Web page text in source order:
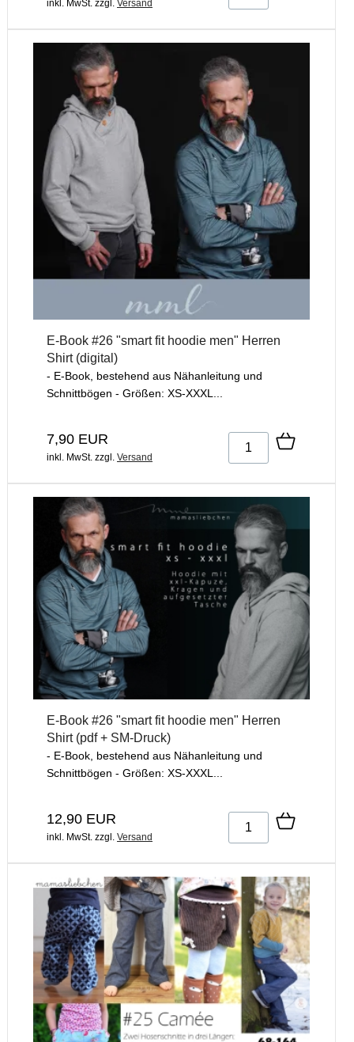
inkl. MwSt. zzgl. Versand
E-Book #26 "smart fit hoodie men" Herren
Shirt (digital)
- E-Book, bestehend aus Nähanleitung und
Schnittbögen - Größen: XS-XXXL...
7,90 EUR
inkl. MwSt. zzgl. Versand
E-Book #26 "smart fit hoodie men" Herren
Shirt (pdf + SM-Druck)
- E-Book, bestehend aus Nähanleitung und
Schnittbögen - Größen: XS-XXXL...
12,90 EUR
inkl. MwSt. zzgl. Versand